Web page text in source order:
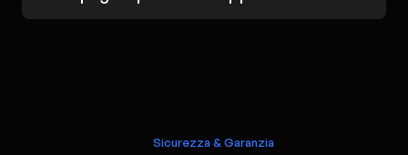
Sicurezza & Garanzia